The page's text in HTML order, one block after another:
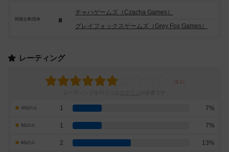
関連企業/団体
チャハゲームズ（Czacha Games）
グレイフォックスゲームズ（Grey Fox Games）
レーティング
10点の人 1 7%
9点の人 1 7%
8点の人 2 13%